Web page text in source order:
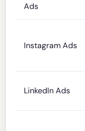
Ads
Instagram Ads
LinkedIn Ads